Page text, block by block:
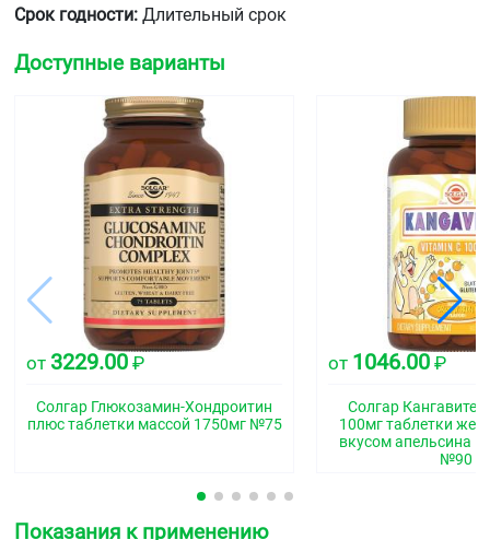
Срок годности: Длительный срок
Доступные варианты
от 3229.00 ₽
Солгар Глюкозамин-Хондроитин
плюс таблетки массой 1750мг №75
от 1046.00 ₽
Солгар
100мг таблетки
вкусом апельсина
№90
Показания к применению